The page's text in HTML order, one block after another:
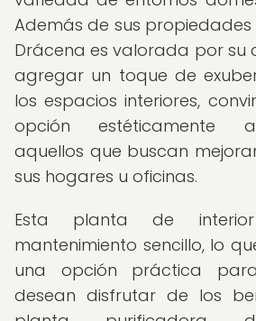
Además de sus
Drácena es valorada por
agregar un toque de
los espacios interiores,
opción estéticamente
aquellos que buscan
sus hogares u oficinas.
Esta planta de
mantenimiento sencillo, lo
una opción práctica
desean disfrutar de los